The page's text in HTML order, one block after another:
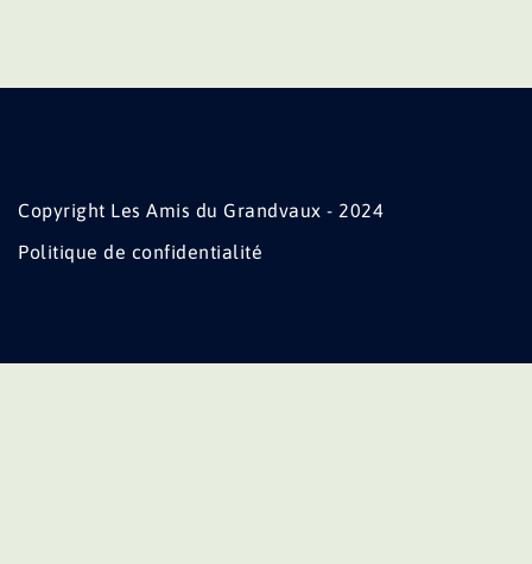
Copyright Les Amis du Grandvaux - 2024
Politique de confidentialité